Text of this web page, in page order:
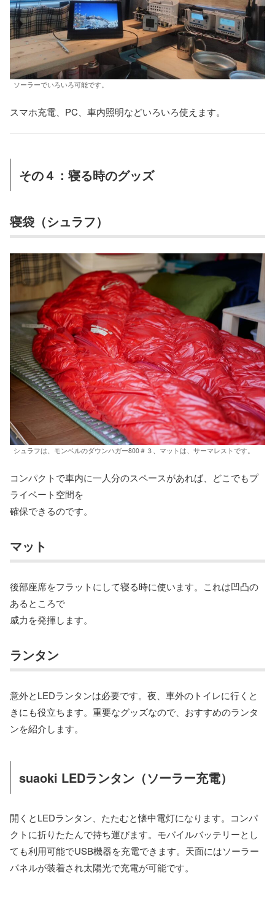
ソーラーでいろいろ可能です。
スマホ充電、PC、車内照明などいろいろ使えます。
その４：寝る時のグッズ
寝袋（シュラフ）
シュラフは、モンベルのダウンハガー800＃３、マットは、サーマレストです。
コンパクトで車内に一人分のスペースがあれば、どこでもプ
ライベート空間を
確保できるのです。
マット
後部座席をフラットにして寝る時に使います。これは凹凸の
あるところで
威力を発揮します。
ランタン
意外とLEDランタンは必要です。夜、車外のトイレに行くと
きにも役立ちます。重要なグッズなので、おすすめのランタ
ンを紹介します。
suaoki LEDランタン（ソーラー充電）
開くとLEDランタン、たたむと懐中電灯になります。コンパ
クトに折りたたんで持ち運びます。モバイルバッテリーとし
ても利用可能でUSB機器を充電できます。天面にはソーラー
パネルが装着され太陽光で充電が可能です。